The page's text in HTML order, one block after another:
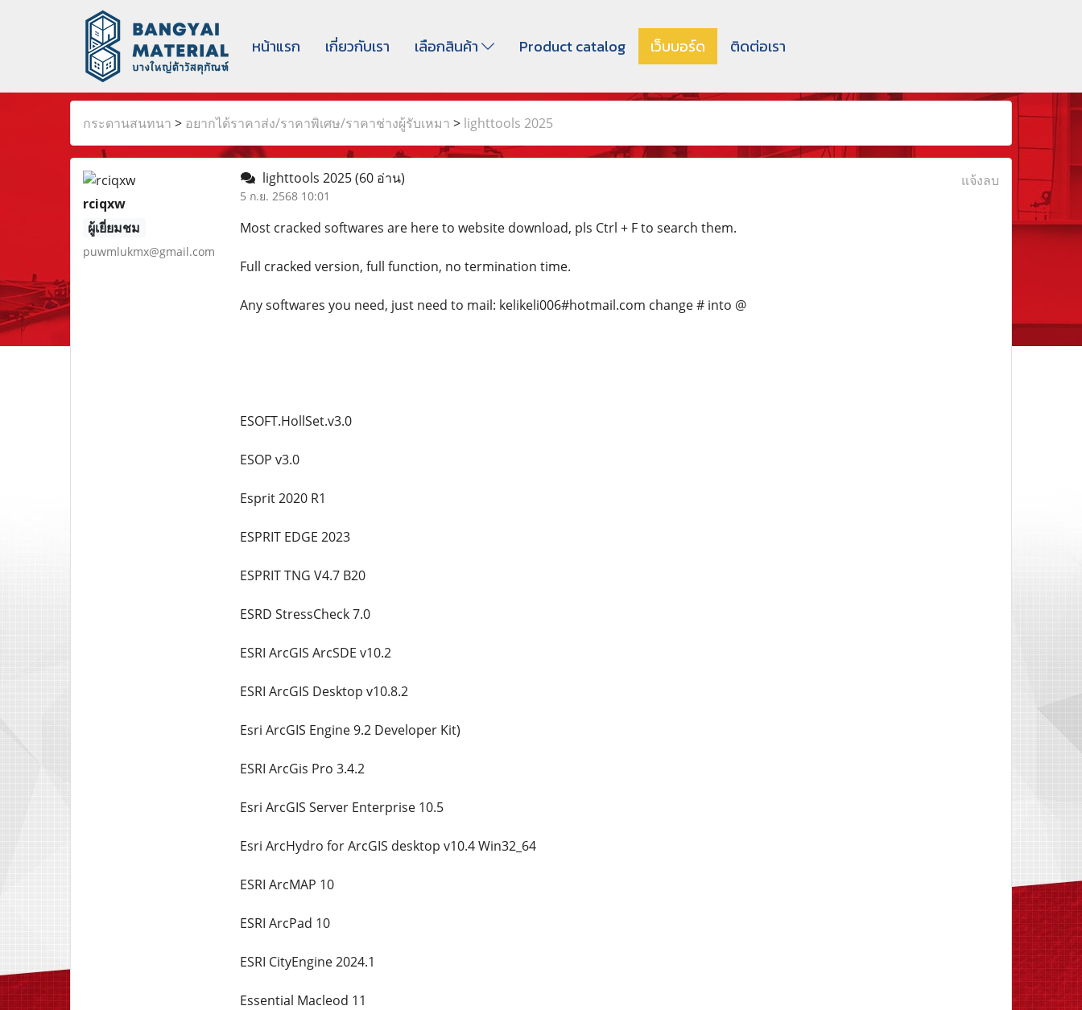
หน้าแรก เกี่ยวกับเรา เลือกสินค้า Product catalog เว็บบอร์ด ติดต่อเรา
กระดานสนทนา > อยากได้ราคาส่ง/ราคาพิเศษ/ราคาช่างผู้รับเหมา > lighttools 2025
rciqxw
ผู้เยี่ยมชม
puwmlukmx@gmail.com
lighttools 2025(60 อ่าน)
5 ก.ย. 2568 10:01
แจ้งลบ
Most cracked softwares are here to website download, pls Ctrl + F to search them.
Full cracked version, full function, no termination time.
Any softwares you need, just need to mail: kelikeli006#hotmail.com change # into @
ESOFT.HollSet.v3.0
ESOP v3.0
Esprit 2020 R1
ESPRIT EDGE 2023
ESPRIT TNG V4.7 B20
ESRD StressCheck 7.0
ESRI ArcGIS ArcSDE v10.2
ESRI ArcGIS Desktop v10.8.2
Esri ArcGIS Engine 9.2 Developer Kit)
ESRI ArcGis Pro 3.4.2
Esri ArcGIS Server Enterprise 10.5
Esri ArcHydro for ArcGIS desktop v10.4 Win32_64
ESRI ArcMAP 10
ESRI ArcPad 10
ESRI CityEngine 2024.1
Essential Macleod 11